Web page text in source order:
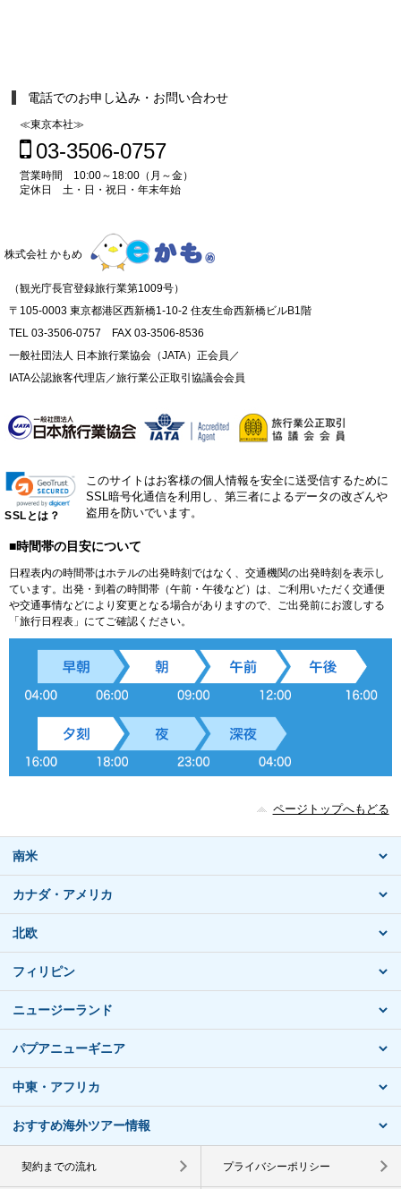
電話でのお申し込み・お問い合わせ
≪東京本社≫
03-3506-0757
営業時間 10:00～18:00（月～金）
定休日 土・日・祝日・年末年始
株式会社 かもめ
（観光庁長官登録旅行業第1009号）
〒105-0003 東京都港区西新橋1-10-2 住友生命西新橋ビルB1階
TEL 03-3506-0757 FAX 03-3506-8536
一般社団法人 日本旅行業協会（JATA）正会員／
IATA公認旅客代理店／旅行業公正取引協議会会員
SSLとは？
このサイトはお客様の個人情報を安全に送受信するために
SSL暗号化通信を利用し、第三者によるデータの改ざんや
盗用を防いでいます。
■時間帯の目安について
日程表内の時間帯はホテルの出発時刻ではなく、交通機関の出発時刻を表示し
ています。出発・到着の時間帯（午前・午後など）は、ご利用いただく交通便
や交通事情などにより変更となる場合がありますので、ご出発前にお渡しする
「旅行日程表」にてご確認ください。
ページトップへもどる
南米
カナダ・アメリカ
北欧
フィリピン
ニュージーランド
パプアニューギニア
中東・アフリカ
おすすめ海外ツアー情報
契約までの流れ プライバシーポリシー